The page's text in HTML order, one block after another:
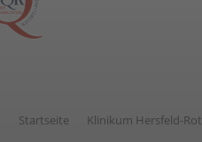
Startseite Klinikum Hersfeld-